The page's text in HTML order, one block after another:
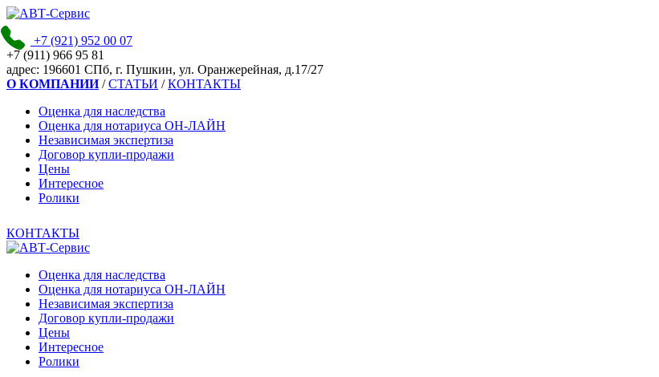
+7 (921) 952 00 07
+7 (911) 966 95 81
адpec: 196601 СПб, г. Пушкин, ул. Оранжерейная, д.17/27
О КОМПАНИИ/СТАТЬИ /КОНТАКТЫ
Оценка для наследства
Оценка для нотариуса ОН-ЛАЙН
Независимая экспертиза
Договор купли-продажи
Цены
Интересное
Ролики
КОНТАКТЫ
Оценка для наследства
Оценка для нотариуса ОН-ЛАЙН
Независимая экспертиза
Договор купли-продажи
Цены
Интересное
Ролики